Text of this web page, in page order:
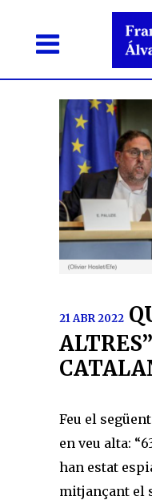
21 ABR 2022
Feu el
en veu alta:
han estat
mitjançant el